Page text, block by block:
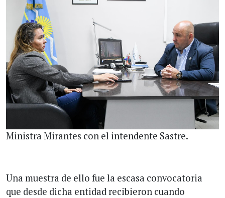
Ministra Mirantes con el intendente Sastre.
Una muestra de ello fue la escasa convocatoria
que desde dicha entidad recibieron cuando